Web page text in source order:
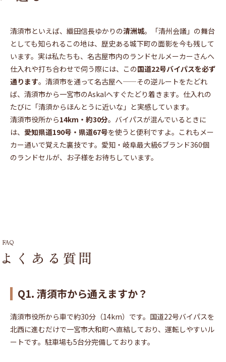
清須市といえば、織田信長ゆかりの清洲城。「清州会議」の舞台
としても知られるこの地は、歴史ある城下町の面影を今も残して
います。実は私たちも、名古屋市内のランドセルメーカーさんへ
仕入れや打ち合わせで伺う際には、この国道22号バイパスを必ず
通ります。清須市を通って名古屋へ——その逆ルートをたどれ
ば、清須市から一宮市のAskalへすぐたどり着きます。仕入れの
たびに「清須からほんとうに近いな」と実感しています。
清須市役所から14km・約30分。バイパスが混んでいるときに
は、 愛知県道190号・県道67号を使うと便利ですよ。これもメー
カー通いで覚えた裏技です。愛知・岐阜最大級6ブランド360個
のランドセルが、お子様をお待ちしています。
FAQ
よくある質問
Q1. 清須市から通えますか？
清須市役所から車で約30分（14km）です。国道22号バイパスを
北西に進むだけで一宮市大和町へ直結しており、運転しやすいル
ートです。駐車場も5台分完備しております。